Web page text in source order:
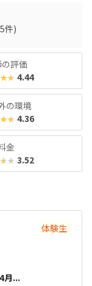
ん高度なものが
おすすめの教室
ら驚き。プログ
り、プレゼンを
す。母体は大人
自分もスキルア
ゃいますよ！
件)
評価
4.44
の環境
4.36
金
3.52
体験生
月...